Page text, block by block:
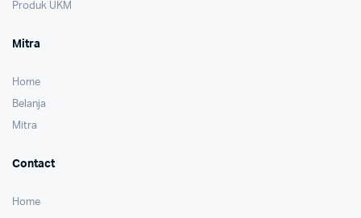
Produk UKM
Mitra
Home
Belanja
Mitra
Contact
Home